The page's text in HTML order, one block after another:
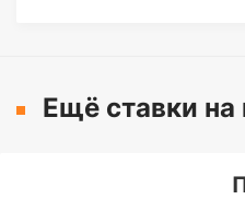
Ещё ставки на